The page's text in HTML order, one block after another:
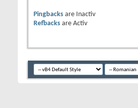
Pingbacks are
Inactiv
Refbacks are Activ